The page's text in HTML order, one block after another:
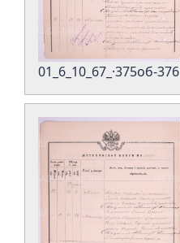
01_6_10_67_·375об-376